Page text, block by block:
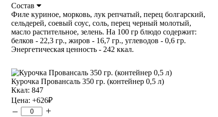
Состав
Филе куриное, морковь, лук репчатый, перец болгарский,
сельдерей, соевый соус, соль, перец черный молотый,
масло растительное, зелень. На 100 гр блюдо содержит:
белков - 22,3 гр., жиров - 16,7 гр., углеводов - 0,6 гр.
Энергетическая ценность - 242 ккал.
Курочка Провансаль 350 гр. (контейнер 0,5 л)
Ккал: 847
Цена: +626₽
– +